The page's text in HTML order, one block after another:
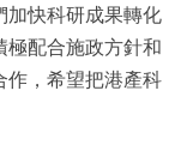
加快科研成果轉化
極配合施政方針和
作，希望把港產科